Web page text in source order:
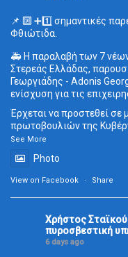
📌 🔟 ➕1️⃣ σημαντικές
Φθιώτιδα.
🚑 Η παραλαβή των 7
Στερεάς Ελλάδας,
Γεωργιάδης - Adonis
ενίσχυση για τις
Έρχεται να προστεθεί σε
πρωτοβουλιών της
See More
Photo
View on Facebook · Share
Χρήστος
πυροσβεστική
6 days ago